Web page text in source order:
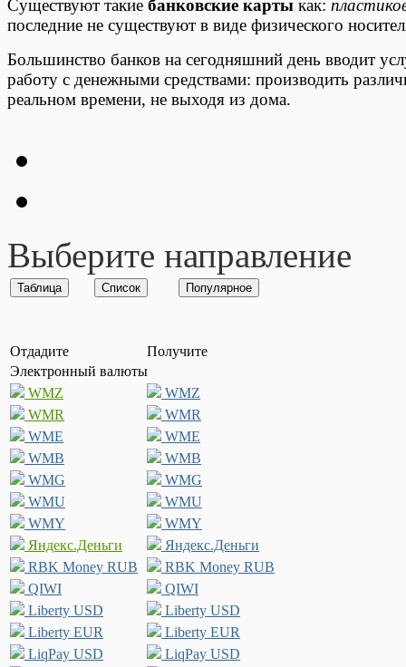
Существуют такие банковские карты как:
последние не существуют в виде физического
Большинство банков на сегодняшний день вводит
работу с денежными средствами: производить
реальном времени, не выходя из дома.
Выберите направление
Отдадите
Получите
Электронный валюты
WMZ
WMZ
WMR
WMR
WME
WME
WMB
WMB
WMG
WMG
WMU
WMU
WMY
WMY
Яндекс.Деньги
Яндекс.Деньги
RBK Money RUB
RBK Money RUB
QIWI
QIWI
Liberty USD
Liberty USD
Liberty EUR
Liberty EUR
LiqPay USD
LiqPay USD